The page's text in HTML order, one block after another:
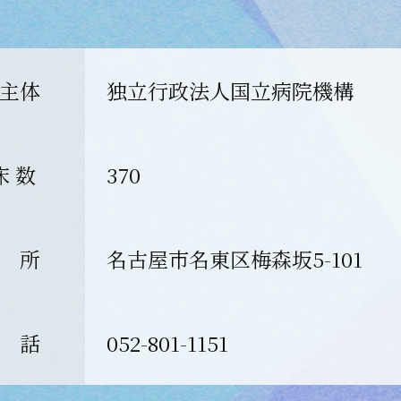
体 独立行政法人国立病院機構
数 370
名古屋市名東区梅森坂5-101
052-801-1151